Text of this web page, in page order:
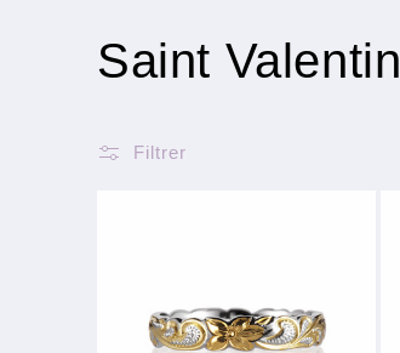
C
Saint Valentin
Filtrer